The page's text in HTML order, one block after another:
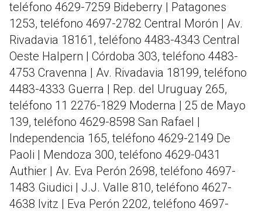
teléfono 4629-7259 Bideberry | Patagones
1253, teléfono 4697-2782 Central Morón | Av.
Rivadavia 18161, teléfono 4483-4343 Central
Oeste Halpern | Córdoba 303, teléfono 4483-
4753 Cravenna | Av. Rivadavia 18199, teléfono
4483-4333 Guerra | Rep. del Uruguay 265,
teléfono 11 2276-1829 Moderna | 25 de Mayo
139, teléfono 4629-8598 San Rafael |
Independencia 165, teléfono 4629-2149 De
Paoli | Mendoza 300, teléfono 4629-0431
Authier | Av. Eva Perón 2698, teléfono 4697-
1483 Giudici | J.J. Valle 810, teléfono 4627-
4638 Ivitz | Eva Perón 2202, teléfono 4697-